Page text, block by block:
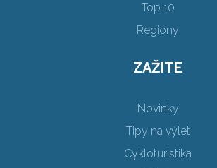
Top 10
Regióny
ZAŽITE
Novinky
Tipy na výlet
Cykloturistika